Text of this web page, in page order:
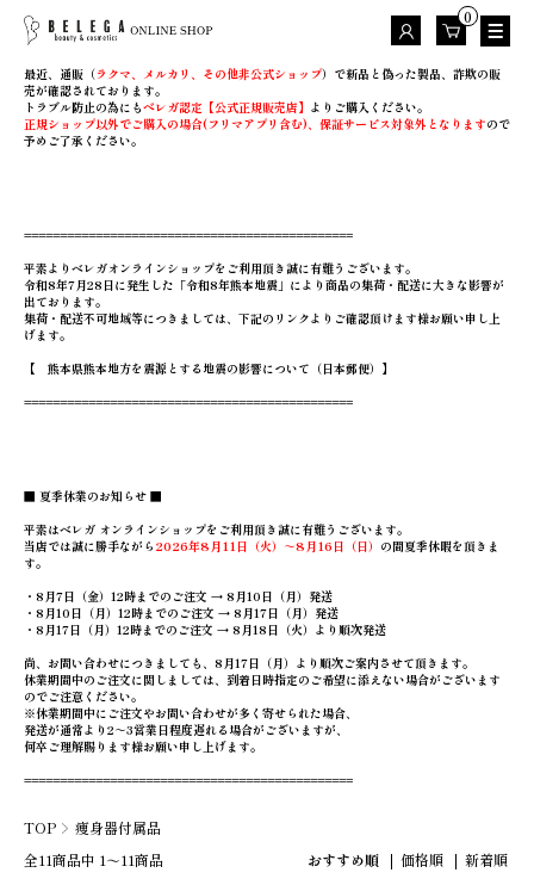
0
最近、通販（ラクマ、メルカリ、その他非公式ショップ）で新品と偽った製品、詐欺の販
売が確認されております。
トラブル防止の為にもベレガ認定【公式正規販売店】 よりご購入ください。
正規ショップ以外でご購入の場合(フリマアプリ含む)、保証サービス対象外となりますので
予めご了承ください。
==============================================
平素よりベレガオンラインショップをご利用頂き誠に有難うございます。
令和8年7月28日に発生した「令和8年熊本地震」により商品の集荷・配送に大きな影響が
出ております。
集荷・配送不可地域等につきましては、下記のリンクよりご確認頂けます様お願い申し上
げます。
【 熊本県熊本地方を震源とする地震の影響について（日本郵便）】
==============================================
■ 夏季休業のお知らせ ■
平素はベレガ オンラインショップをご利用頂き誠に有難うございます。
当店では誠に勝手ながら 2026年8月11日（火）～8月16日（日） の間夏季休暇を頂きま
す。
・8月7日（金）12時までのご注文 → 8月10日（月）発送
・8月10日（月）12時までのご注文 → 8月17日（月）発送
・8月17日（月）12時までのご注文 → 8月18日（火）より順次発送
尚、お問い合わせにつきましても、8月17日（月）より順次ご案内させて頂きます。
休業期間中のご注文に関しましては、到着日時指定のご希望に添えない場合がございます
のでご注意ください。
※休業期間中にご注文やお問い合わせが多く寄せられた場合、
発送が通常より2～3営業日程度遅れる場合がございますが、
何卒ご理解賜ります様お願い申し上げます。
==============================================
TOP
痩身器付属品
全11商品中 1～11商品
おすすめ順 価格順 新着順